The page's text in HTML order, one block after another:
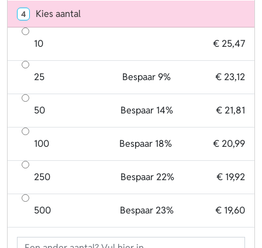
4 Kies aantal
10 € 25,47
25 Bespaar 9% € 23,12
50 Bespaar 14% € 21,81
100 Bespaar 18% € 20,99
250 Bespaar 22% € 19,92
500 Bespaar 23% € 19,60